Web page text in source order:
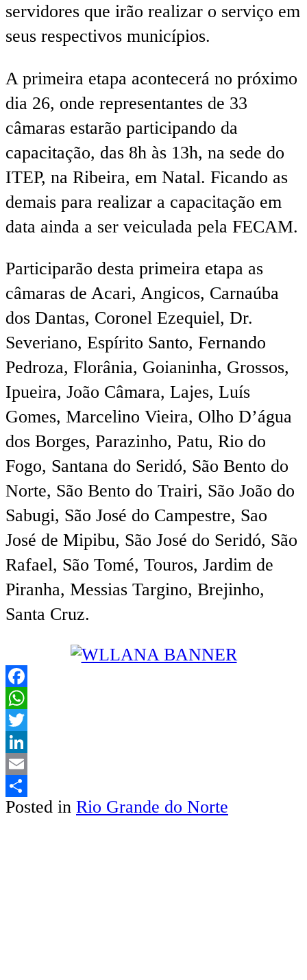
servidores que irão realizar o serviço em
seus respectivos municípios.
A primeira etapa acontecerá no próximo
dia 26, onde representantes de 33
câmaras estarão participando da
capacitação, das 8h às 13h, na sede do
ITEP, na Ribeira, em Natal. Ficando as
demais para realizar a capacitação em
data ainda a ser veiculada pela FECAM.
Participarão desta primeira etapa as
câmaras de Acari, Angicos, Carnaúba
dos Dantas, Coronel Ezequiel, Dr.
Severiano, Espírito Santo, Fernando
Pedroza, Florânia, Goianinha, Grossos,
Ipueira, João Câmara, Lajes, Luís
Gomes, Marcelino Vieira, Olho D’água
dos Borges, Parazinho, Patu, Rio do
Fogo, Santana do Seridó, São Bento do
Norte, São Bento do Trairi, São João do
Sabugi, São José do Campestre, Sao
José de Mipibu, São José do Seridó, São
Rafael, São Tomé, Touros, Jardim de
Piranha, Messias Targino, Brejinho,
Santa Cruz.
Facebook
WhatsApp
Twitter
LinkedIn
Email
Share
Posted in Rio Grande do Norte